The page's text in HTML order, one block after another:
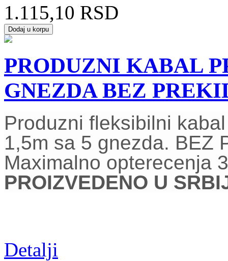
1.115,10 RSD
PRODUZNI KABAL
GNEZDA BEZ
Produzni fleksibilni
1,5m sa 5 gnezda. BEZ
Maximalno opterecenja
PROIZVEDENO U
Detalji